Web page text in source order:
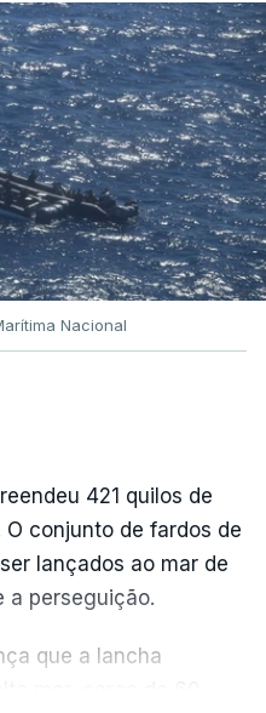
Nacional
421 quilos de
conjunto de fardos de
lançados ao mar de
a perseguição.
que a lancha